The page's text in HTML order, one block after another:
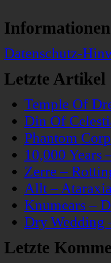
Datenschutz-
Letzte Artikel
Temple Of
Din Of
Phantom
10,000 Years
Zerre –
Allt – Ataraxia
Knumears –
Dry Wedding
Letzte